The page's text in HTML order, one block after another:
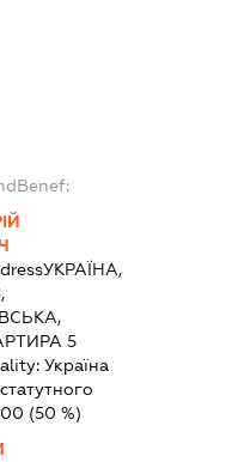
УКРАЇНА,
5
Україна
(50 %)